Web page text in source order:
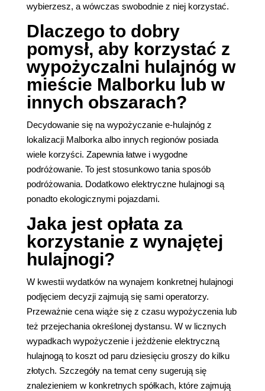
wybierzesz, a wówczas swobodnie z niej korzystać.
Dlaczego to dobry
pomysł, aby korzystać z
wypożyczalni hulajnóg w
mieście Malborku lub w
innych obszarach?
Decydowanie się na wypożyczanie e-hulajnóg z
lokalizacji Malborka albo innych regionów posiada
wiele korzyści. Zapewnia łatwe i wygodne
podróżowanie. To jest stosunkowo tania sposób
podróżowania. Dodatkowo elektryczne hulajnogi są
ponadto ekologicznymi pojazdami.
Jaka jest opłata za
korzystanie z wynajętej
hulajnogi?
W kwestii wydatków na wynajem konkretnej hulajnogi
podjęciem decyzji zajmują się sami operatorzy.
Przeważnie cena wiąże się z czasu wypożyczenia lub
też przejechania określonej dystansu. W w licznych
wypadkach wypożyczenie i jeżdżenie elektryczną
hulajnogą to koszt od paru dziesięciu groszy do kilku
złotych. Szczegóły na temat ceny sugerują się
znalezieniem w konkretnych spółkach, które zajmują